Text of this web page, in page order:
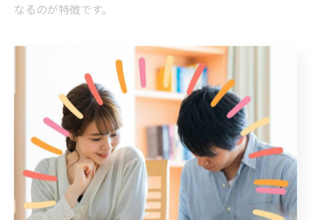
なるのが特徴です。
投資用マンションの安定需要に焦点を当てる理由
投資用マンションは、東大阪市においても安定した賃貸
需要が見込める点が魅力です。これは、単身者や学生、
若年層の流入が多い地域特性が背景にあるためです。た
とえば、駅近や商業エリア周辺のマンションは常に高い
入居率を維持しやすく、空室リスクを抑える効果があり
ます。こうした安定需要に着目した投資戦略により、持
続的な収益確保がしやすくなります。